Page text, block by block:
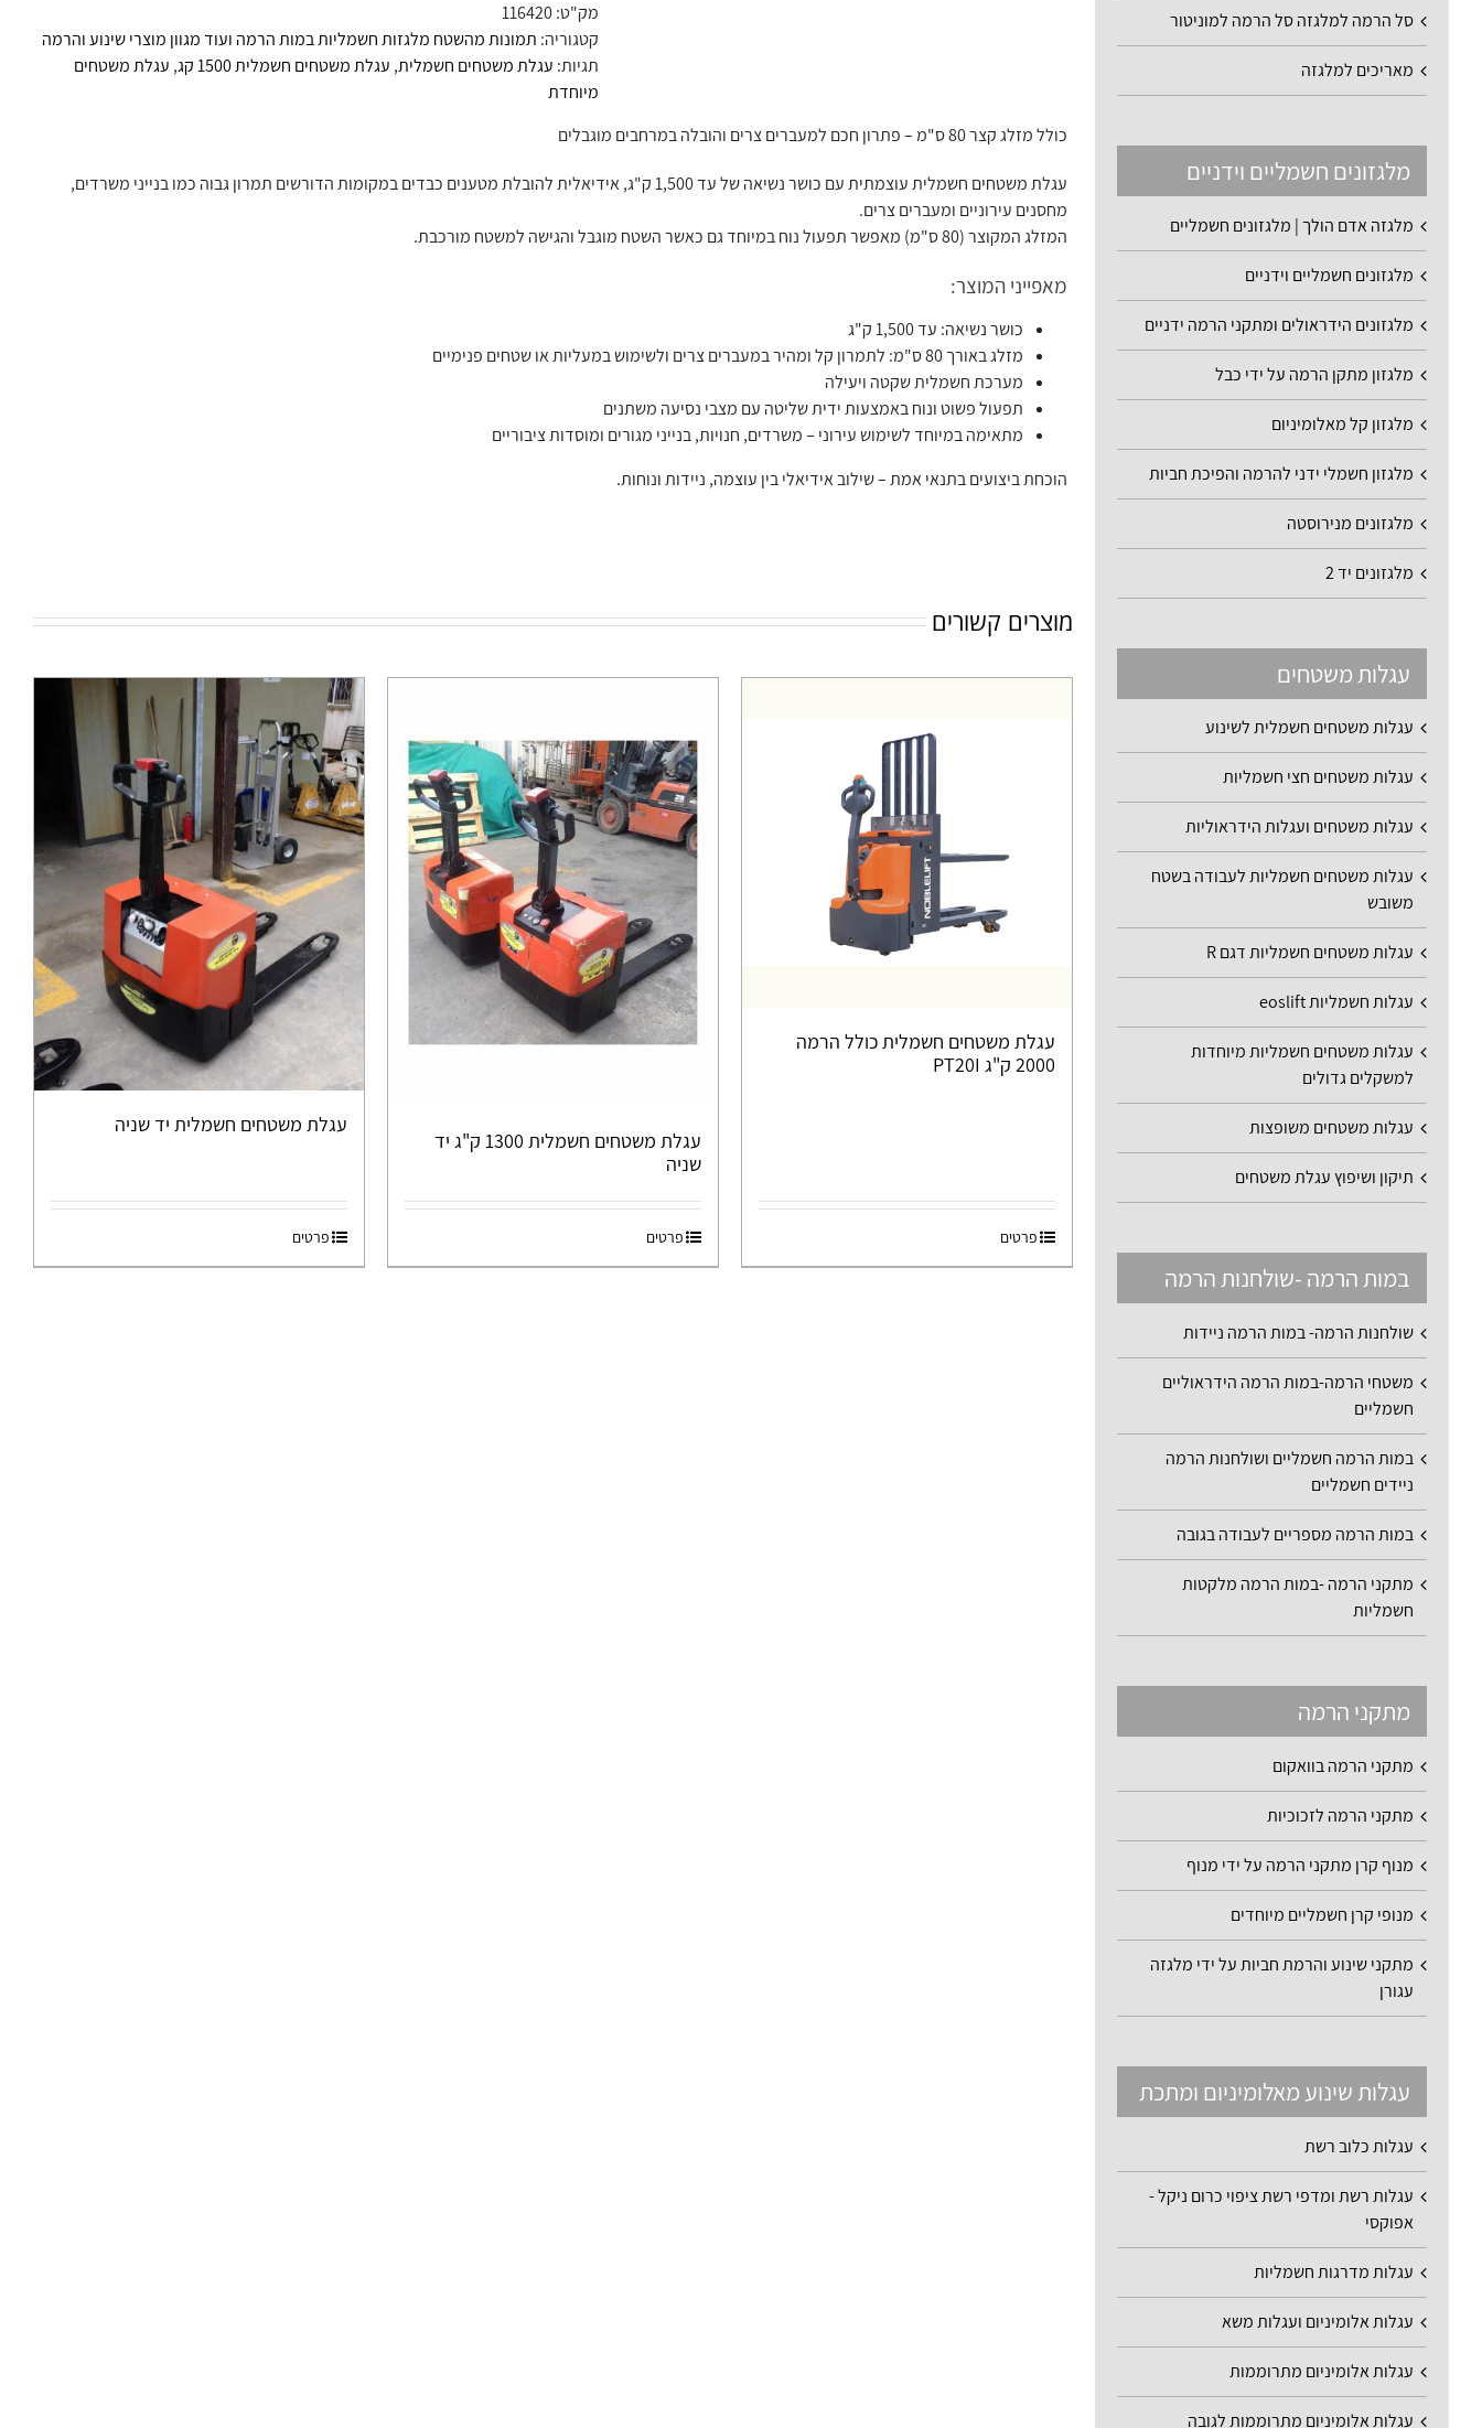
מק"ט:116420
קטגוריה: תמונות מהשטח מלגזות חשמליות במות הרמה ועוד מגוון מוצרי שינוע והרמה
תגיות: עגלת משטחים חשמלית, עגלת משטחים חשמלית 1500 קג , עגלת משטחים
מיוחדת
כולל מזלג קצר 80 ס"מ – פתרון חכם למעברים צרים והובלה במרחבים מוגבלים
עגלת משטחים חשמלית עוצמתית עם כושר נשיאה של עד 1,500 ק"ג, אידיאלית להובלת מטענים כבדים במקומות הדורשים תמרון גבוה כמו בנייני משרדים,
מחסנים עירוניים ומעברים צרים.
המזלג המקוצר (80 ס"מ) מאפשר תפעול נוח במיוחד גם כאשר השטח מוגבל והגישה למשטח מורכבת.
מאפייני המוצר:
כושר נשיאה: עד 1,500 ק"ג
מזלג באורך 80 ס"מ: לתמרון קל ומהיר במעברים צרים ולשימוש במעליות או שטחים פנימיים
מערכת חשמלית שקטה ויעילה
תפעול פשוט ונוח באמצעות ידית שליטה עם מצבי נסיעה משתנים
מתאימה במיוחד לשימוש עירוני – משרדים, חנויות, בנייני מגורים ומוסדות ציבוריים
הוכחת ביצועים בתנאי אמת – שילוב אידיאלי בין עוצמה, ניידות ונוחות.
מוצרים קשורים
עגלת משטחים חשמלית כולל הרמה
2000 ק"ג PT20I
פרטים
עגלת משטחים חשמלית 1300 ק"ג יד
שניה
פרטים
עגלת משטחים חשמלית יד שניה
פרטים
סל הרמה למלגזה סל הרמה למוניטור
מאריכים למלגזה
מלגזונים חשמליים וידניים
מלגזה אדם הולך | מלגזונים חשמליים
מלגזונים חשמליים וידניים
מלגזונים הידראולים ומתקני הרמה ידניים
מלגזון מתקן הרמה על ידי כבל
מלגזון קל מאלומיניום
מלגזון חשמלי ידני להרמה והפיכת חביות
מלגזונים מנירוסטה
מלגזונים יד 2
עגלות משטחים
עגלות משטחים חשמלית לשינוע
עגלות משטחים חצי חשמליות
עגלות משטחים ועגלות הידראוליות
עגלות משטחים חשמליות לעבודה בשטח
משובש
עגלות משטחים חשמליות דגם R
עגלות חשמליות eoslift
עגלות משטחים חשמליות מיוחדות
למשקלים גדולים
עגלות משטחים משופצות
תיקון ושיפוץ עגלת משטחים
במות הרמה -שולחנות הרמה
שולחנות הרמה- במות הרמה ניידות
משטחי הרמה-במות הרמה הידראוליים
חשמליים
במות הרמה חשמליים ושולחנות הרמה
ניידים חשמליים
במות הרמה מספריים לעבודה בגובה
מתקני הרמה -במות הרמה מלקטות
חשמליות
מתקני הרמה
מתקני הרמה בוואקום
מתקני הרמה לזכוכיות
מנוף קרן מתקני הרמה על ידי מנוף
מנופי קרן חשמליים מיוחדים
מתקני שינוע והרמת חביות על ידי מלגזה
עגורן
עגלות שינוע מאלומיניום ומתכת
עגלות כלוב רשת
עגלות רשת ומדפי רשת ציפוי כרום ניקל -
אפוקסי
עגלות מדרגות חשמליות
עגלות אלומיניום ועגלות משא
עגלות אלומיניום מתרוממות
עגלות אלומיניום מתרוממות לגובה